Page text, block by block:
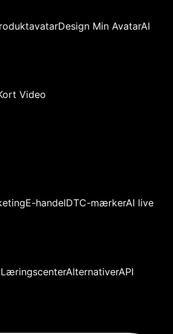
Design Min AvatarAI
Video
E-handelDTC-mærkerAI live
LæringscenterAlternativerAPI